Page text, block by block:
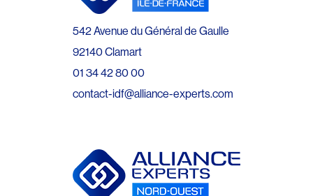
542 Avenue du Général de Gaulle
92140 Clamart
01 34 42 80 00
contact-idf@alliance-experts.com